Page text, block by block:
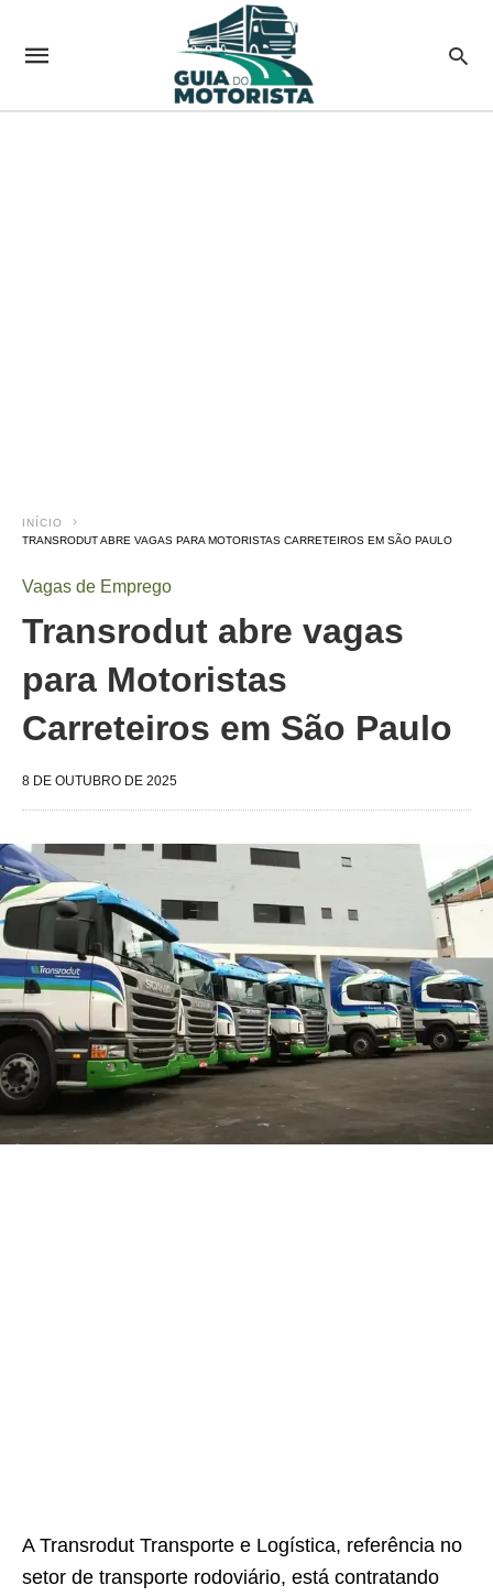
INÍCIO
TRANSRODUT ABRE VAGAS PARA MOTORISTAS CARRETEIROS EM SÃO PAULO
Vagas de Emprego
Transrodut abre vagas
para Motoristas
Carreteiros em São Paulo
8 DE OUTUBRO DE 2025
A Transrodut Transporte e Logística, referência no
setor de transporte rodoviário, está contratando